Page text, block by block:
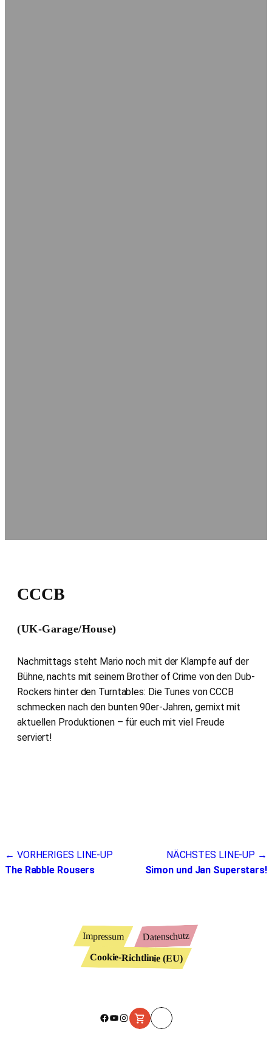
CCCB
(UK-Garage/House)
Nachmittags steht Mario noch mit der Klampfe auf der
Bühne, nachts mit seinem Brother of Crime von den Dub-
Rockers hinter den Turntables: Die Tunes von CCCB
schmecken nach den bunten 90er-Jahren, gemixt mit
aktuellen Produktionen – für euch mit viel Freude
serviert!
Beitragsnavigation
← VORHERIGES LINE-UP
The Rabble Rousers
NÄCHSTES LINE-UP →
Simon und Jan Superstars!
Impressum Datenschutz
Cookie-Richtlinie (EU)
Facebook
YouTube
Instagram